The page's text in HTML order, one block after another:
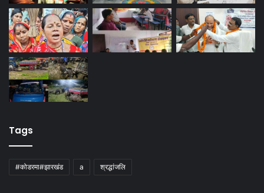
Tags
#कोडरमा#झारखंड a श्रद्धांजलि